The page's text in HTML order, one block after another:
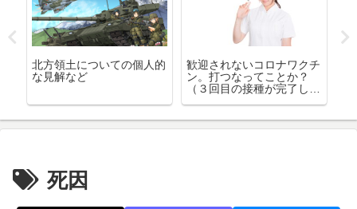
北方領土についての個人的
な見解など
歓迎されないコロナワクチ
ン。打つなってことか？
（３回目の接種が完了しま
死因